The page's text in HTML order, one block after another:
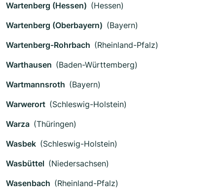
Wartenberg (Hessen) (Hessen)
Wartenberg (Oberbayern) (Bayern)
Wartenberg-Rohrbach (Rheinland-Pfalz)
Warthausen (Baden-Württemberg)
Wartmannsroth (Bayern)
Warwerort (Schleswig-Holstein)
Warza (Thüringen)
Wasbek (Schleswig-Holstein)
Wasbüttel (Niedersachsen)
Wasenbach (Rheinland-Pfalz)